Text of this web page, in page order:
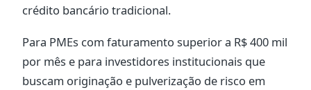
crédito bancário tradicional.
Para PMEs com faturamento superior a R$ 400 mil
por mês e para investidores institucionais que
buscam originação e pulverização de risco em